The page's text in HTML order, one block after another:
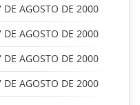
DE AGOSTO DE 2000
DE AGOSTO DE 2000
DE AGOSTO DE 2000
DE AGOSTO DE 2000